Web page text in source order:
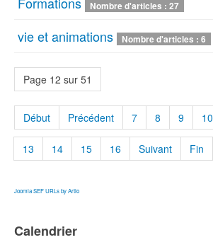
Nombre d'articles : 27
vie et animations Nombre d'articles : 6
Page 12 sur 51
Début Précédent 7 8 9 10
13 14 15 16 Suivant Fin
Joomla SEF URLs by Artio
Calendrier